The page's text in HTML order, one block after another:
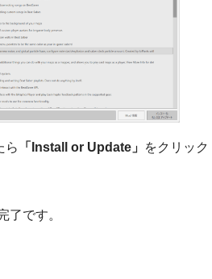
ら 「Install or Update」 をクリック
了です。